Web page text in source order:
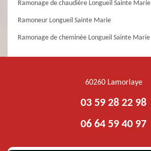
Ramonage de chaudière Longueil Sainte Marie
Ramoneur Longueil Sainte Marie
Ramonage de cheminée Longueil Sainte Marie
60260 Lamorlaye
03 59 28 22 98
06 64 59 40 97